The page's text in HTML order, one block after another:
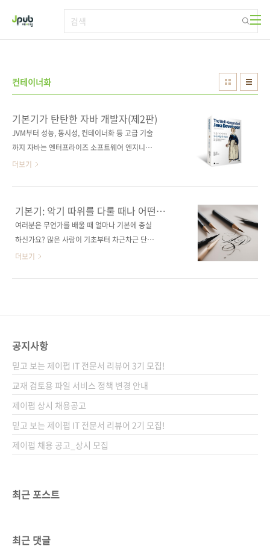
컨테이너화
기본기가 탄탄한 자바 개발자(제2판)
JVM부터 성능, 동시성, 컨테이너화 등 고급 기술
까지 자바는 엔터프라이즈 소프트웨어 엔지니어
링의 핵심이다. 훌륭한 자바 개발자가 되기 위해
지 살펴보며, 특히 자바 11 및 17에 추가된 새로
운 기능을 설명한다. 자바 모듈 및 동시성 모델,
클래스 로딩과 같은 강력한 기능부터 성능 최적
트 중심 개발과 컨테이너 기반 배포와 같은 필수
최신 기술까지 알아본다. 코틀린 및 클로저 등 다
더보기
기본기: 악기 따위를 다룰 때나 어떤
운동을 할 때 가장 기초가 되는 기술
여러분은 무언가를 배울 때 얼마나 기본에 충실
하신가요? 많은 사람이 기초부터 차근차근 단계
를 밟아가기보다는 바로 전문가의 길로 들어서
방법과 선 긋기를 알려주셨습니다. 지루했습니
보니 왜 기본부터 배워야 하는지 알겠더군요. 이
미 알고 있는 것도 마찬가지 아닐까 싶습니다. 자
바는 이미 많은 개발자에게 익숙한 언어입니다.
1995년 출시됐고, 30여 년 동안 사랑받았죠. 익
숙하면 초심을 잊기 쉽습니다. 22까지 출시된 자
바, 얼마나..
더보기
공지사항
믿고 보는 제이펍 IT 전문서 리뷰어 3기 모집!
교재 검토용 파일 서비스 정책 변경 안내
제이펍 상시 채용공고
믿고 보는 제이펍 IT 전문서 리뷰어 2기 모집!
제이펍 채용 공고_상시 모집
최근 포스트
최근 댓글